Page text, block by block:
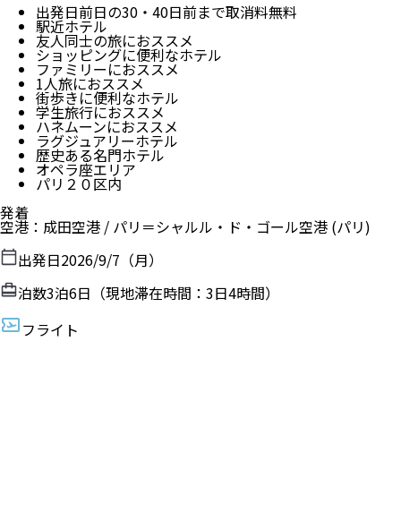
出発日前日の30・40日前まで取消料無料
駅近ホテル
友人同士の旅におススメ
ショッピングに便利なホテル
ファミリーにおススメ
1人旅におススメ
街歩きに便利なホテル
学生旅行におススメ
ハネムーンにおススメ
ラグジュアリーホテル
歴史ある名門ホテル
オペラ座エリア
パリ２０区内
発着
空港 ： 成田空港 / パリ＝シャルル・ド・ゴール空港 (パリ)
出発日2026/9/7（月）
泊数3泊6日（現地滞在時間： 3日4時間）
フライト